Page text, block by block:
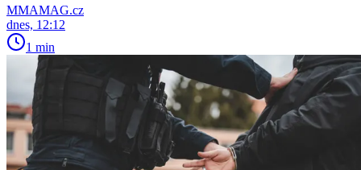
MMAMAG.cz
dnes, 12:12
1 min